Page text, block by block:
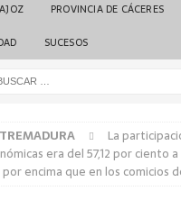
PROVINCIA DE CÁCERES
SUCESOS
La
era del 57,12 por ciento a
encima que en los comicios